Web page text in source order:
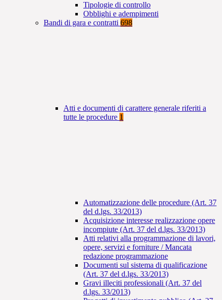
Tipologie di controllo
Obblighi e adempimenti
Bandi di gara e contratti 698
Atti e documenti di carattere generale riferiti a
tutte le procedure 1
Automatizzazione delle procedure (Art. 37
del d.lgs. 33/2013)
Acquisizione interesse realizzazione opere
incompiute (Art. 37 del d.lgs. 33/2013)
Atti relativi alla programmazione di lavori,
opere, servizi e forniture / Mancata
redazione programmazione
Documenti sul sistema di qualificazione
(Art. 37 del d.lgs. 33/2013)
Gravi illeciti professionali (Art. 37 del
d.lgs. 33/2013)